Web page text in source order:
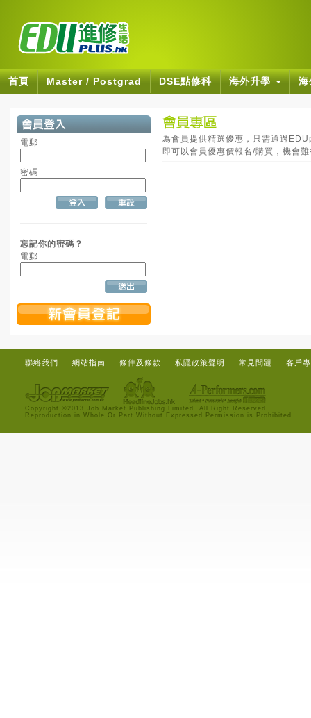
首頁 Master / Postgrad DSE點修科 海外升學
電郵
密碼
忘記你的密碼？
電郵
為會員提供精選優惠，只需通過
即可以會員優惠價報名/購買，機會
聯絡我們 網站指南 條件及條款 私隱政策聲明 常見問題 客戶
Copyright ©2013 Job Market Publishing Limited. All Right Reserved.
Reproduction in Whole Or Part Without Expressed Permission is Prohibited.